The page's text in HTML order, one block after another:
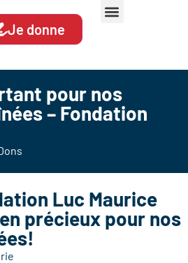
Je donne
pour nos
– Fondation
Luc Maurice
précieux pour nos